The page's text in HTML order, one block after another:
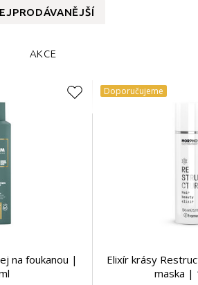
AKCE
na foukanou |
Doporučujeme
Elixír krásy
maska |